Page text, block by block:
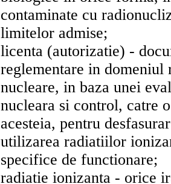
contaminate cu
limitelor admise;
licenta (autorizatie) -
reglementare in
nucleare, in baza unei
nucleara si control, catre
acesteia, pentru
utilizarea radiatiilor
specifice de functionare;
radiatie ionizanta - orice